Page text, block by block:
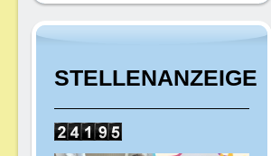
STELLENANZEIGE